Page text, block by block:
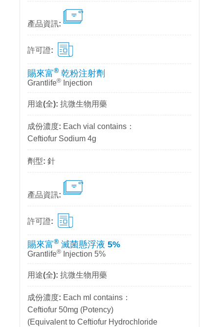
賜來富® 乾粉注射劑
Grantlife® Injection
抗微生物用藥
Each vial contains：
Ceftiofur Sodium 4g
針
賜來富® 滅菌懸浮液 5%
Grantlife® Injection 5%
抗微生物用藥
Each ml contains：
Ceftiofur 50mg (Potency)
(Equivalent to Ceftiofur Hydrochloride